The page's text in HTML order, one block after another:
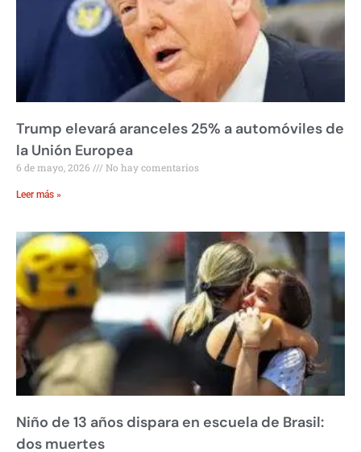
Trump elevará aranceles 25% a automóviles de
la Unión Europea
6 de mayo, 2026 No hay comentarios
Leer más »
Niño de 13 años dispara en escuela de Brasil:
dos muertes